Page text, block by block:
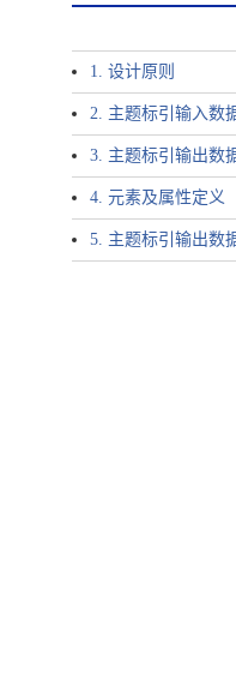
1. 设计原则
2. 主题标引输入数
3. 主题标引输出数
4. 元素及属性定义
5. 主题标引输出数